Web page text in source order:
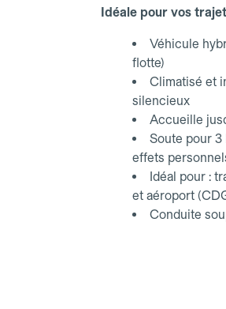
Idéale pour vos
Véhicule
flotte)
Climatisé et
silencieux
Accueille
Soute pour 3
effets
Idéal pour :
et aéroport
Conduite